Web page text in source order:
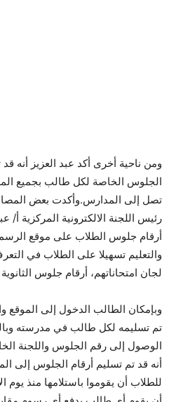
ومن ناحية أخرى أكد عبد العزيز أنه
الجلوس الخاصة لكل طالب بجميع
تصل إلى المدارس.وأكدت بعض
رئيس اللجنة الالكترونية المركزية
أرقام جلوس الطلاب على موقع
والتعليم تسهيلا على الطلاب في
لجان امتحاناتهم، أرقام جلوس الثانوية
وبإمكان الطالب الدخول إلى الموقع
تم تسليمه لكل طالب في مدرسته
الوصول إلى رقم الجلوس واللجنة
أنه قد تم تسليم أرقام الجلوس إلى
للطلاب أن يقوموا باستلامها منذ